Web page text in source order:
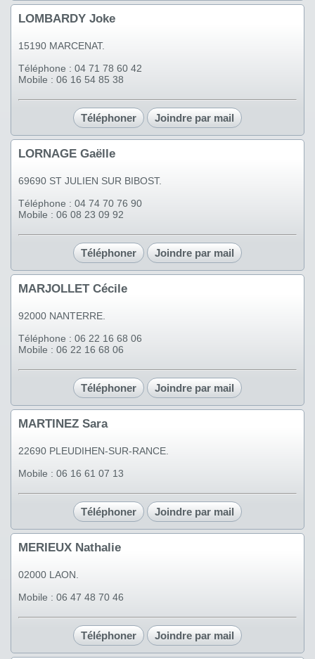
LOMBARDY Joke
15190 MARCENAT.
Téléphone : 04 71 78 60 42
Mobile : 06 16 54 85 38
Téléphoner Joindre par mail
LORNAGE Gaëlle
69690 ST JULIEN SUR BIBOST.
Téléphone : 04 74 70 76 90
Mobile : 06 08 23 09 92
Téléphoner Joindre par mail
MARJOLLET Cécile
92000 NANTERRE.
Téléphone : 06 22 16 68 06
Mobile : 06 22 16 68 06
Téléphoner Joindre par mail
MARTINEZ Sara
22690 PLEUDIHEN-SUR-RANCE.
Mobile : 06 16 61 07 13
Téléphoner Joindre par mail
MERIEUX Nathalie
02000 LAON.
Mobile : 06 47 48 70 46
Téléphoner Joindre par mail